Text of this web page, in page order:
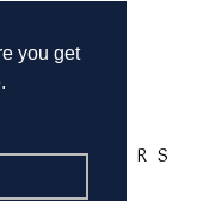
you get
M N O R S